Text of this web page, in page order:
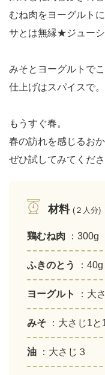
むね肉をヨーグルト
サとは無縁★ジュー
みそとヨーグルトで
仕上げはスパイスで。
もうすぐ春。
春の訪れを感じるおか
ぜひ試してみてくださ
材料 (２人分)
鶏むね肉 ：300g
ふきのとう ：40g
ヨーグルト ：大
みそ ：大さじ1と
油 ：大さじ３